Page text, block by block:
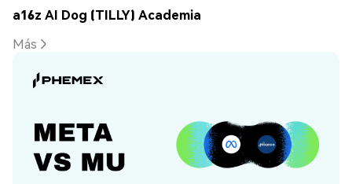
a16z AI Dog (TILLY) Academia
Más